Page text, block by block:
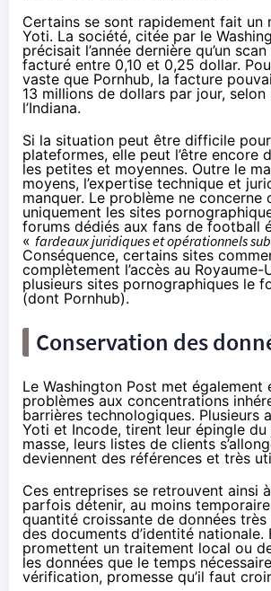
Certains se sont rapidement fait un
Yoti. La société, citée par le
précisait l’année dernière qu’un
facturé entre 0,10 et 0,25 dollar.
vaste que Pornhub, la facture
13 millions de dollars par jour, selon
l’Indiana.
Si la situation peut être difficile
plateformes, elle peut l’être encore
les petites et moyennes. Outre le
moyens, l’expertise technique et
manquer. Le problème ne concerne
uniquement les sites
forums dédiés aux fans de football
« fardeaux juridiques et opérationnels
Conséquence, certains sites
complètement l’accès au Royaume-
plusieurs sites pornographiques le
(dont Pornhub).
Conservation des
Le Washington Post met également
problèmes aux concentrations
barrières technologiques. Plusieurs
Yoti et Incode, tirent leur épingle
masse, leurs listes de clients
deviennent des références et très
Ces entreprises se retrouvent ainsi
parfois détenir, au moins
quantité croissante de données très
des documents d’identité nationale.
promettent un traitement local ou
les données que le temps
vérification, promesse qu’il faut